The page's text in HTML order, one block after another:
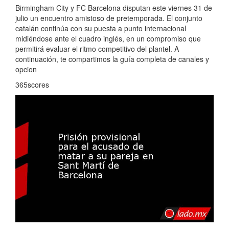
Birmingham City y FC Barcelona disputan este viernes 31 de
julio un encuentro amistoso de pretemporada. El conjunto
catalán continúa con su puesta a punto internacional
midiéndose ante el cuadro inglés, en un compromiso que
permitirá evaluar el ritmo competitivo del plantel. A
continuación, te compartimos la guía completa de canales y
opcion
365scores